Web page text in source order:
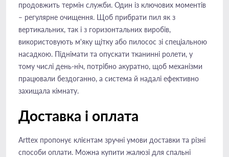
продовжить термін служби. Один із ключових моментів
– регулярне очищення. Щоб прибрати пил як з
вертикальних, так і з горизонтальних виробів,
використовують м'яку щітку або пилосос зі спеціальною
насадкою. Піднімати та опускати тканинні ролети, у
тому числі день-ніч, потрібно акуратно, щоб механізми
працювали бездоганно, а система й надалі ефективно
захищала кімнату.
Доставка і оплата
Arttex пропонує клієнтам зручні умови доставки та різні
способи оплати. Можна купити жалюзі для спальні